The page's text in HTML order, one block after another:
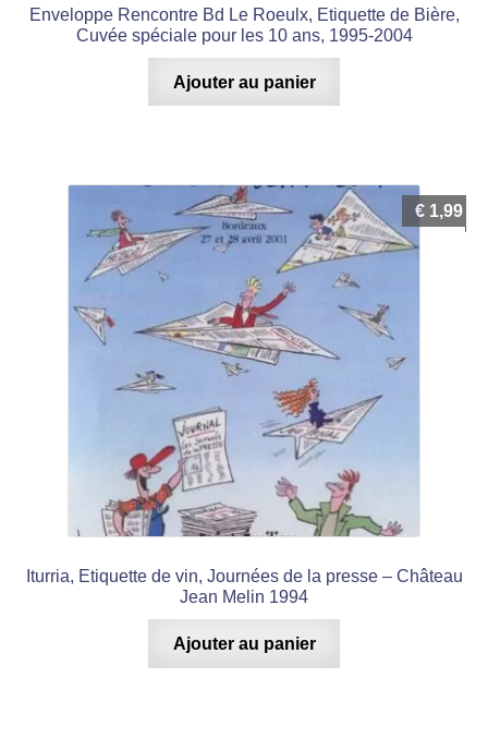
Enveloppe Rencontre Bd Le Roeulx, Etiquette de Bière,
Cuvée spéciale pour les 10 ans, 1995-2004
Ajouter au panier
Iturria, Etiquette de vin, Journées de la presse – Château
Jean Melin 1994
€ 1,99
Ajouter au panier